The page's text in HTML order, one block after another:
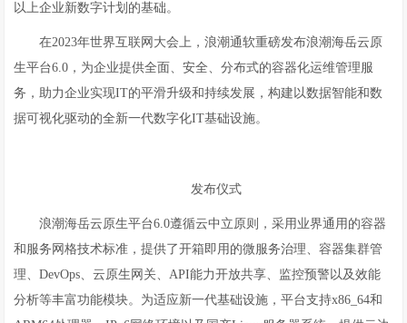
以上企业新数字计划的基础。
在2023年世界互联网大会上，浪潮通软重磅发布浪潮海岳云原
生平台6.0，为企业提供全面、安全、分布式的容器化运维管理服
务，助力企业实现IT的平滑升级和持续发展，构建以数据智能和数
据可视化驱动的全新一代数字化IT基础设施。
发布仪式
浪潮海岳云原生平台6.0遵循云中立原则，采用业界通用的容器
和服务网格技术标准，提供了开箱即用的微服务治理、容器集群管
理、DevOps、云原生网关、API能力开放共享、监控预警以及效能
分析等丰富功能模块。为适应新一代基础设施，平台支持x86_64和